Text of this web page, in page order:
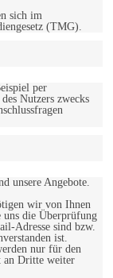
sich im
(TMG).
per
Nutzers zwecks
unsere Angebote.
wir von Ihnen
die Überprüfung
Adresse sind bzw.
ist.
nur für den
an Dritte weiter